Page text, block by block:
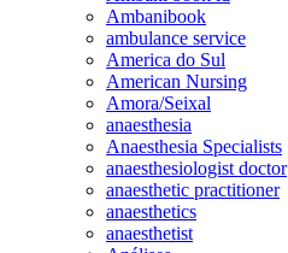
Ambanibook
ambulance service
America do Sul
American Nursing
Amora/Seixal
anaesthesia
Anaesthesia Specialists
anaesthesiologist doctor
anaesthetic practitioner
anaesthetics
anaesthetist